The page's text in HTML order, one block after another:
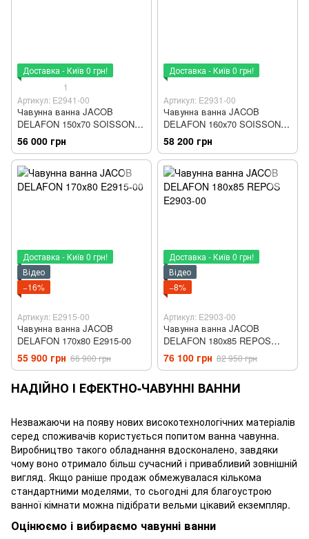
Доставка - Київ 0 грн!
1
Артикул: E2941-00
Чавунна ванна JACOB
DELAFON 150х70 SOISSONS
E2941-00
56 000 грн
Доставка - Київ 0 грн!
Артикул: E2931-00
Чавунна ванна JACOB
DELAFON 160х70 SOISSONS
E2931-00
58 200 грн
Доставка - Київ 0 грн!
Відео
−16%
Артикул: E2915-00
Чавунна ванна JACOB
DELAFON 170х80 E2915-00
55 900 грн 66 900 грн
Доставка - Київ 0 грн!
Відео
−8%
Артикул: E2903-00
Чавунна ванна JACOB
DELAFON 180х85 REPOS
E2903-00
76 100 грн 82 950 грн
НАДІЙНО І ЕФЕКТНО-ЧАВУННІ ВАННИ
Незважаючи на появу нових високотехнологічних матеріалів
серед споживачів користується попитом ванна чавунна.
Виробництво такого обладнання вдосконалено, завдяки
чому воно отримало більш сучасний і привабливий зовнішній
вигляд. Якщо раніше продаж обмежувалася кількома
стандартними моделями, то сьогодні для благоустрою
ванної кімнати можна підібрати вельми цікавий екземпляр.
Оцінюємо і вибираємо чавунні ванни